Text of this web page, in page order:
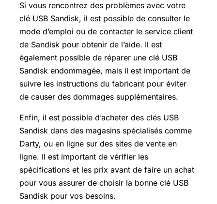
Si vous rencontrez des problèmes avec votre
clé USB Sandisk, il est possible de consulter le
mode d’emploi ou de contacter le service client
de Sandisk pour obtenir de l’aide. Il est
également possible de réparer une clé USB
Sandisk endommagée, mais il est important de
suivre les instructions du fabricant pour éviter
de causer des dommages supplémentaires.
Enfin, il est possible d’acheter des clés USB
Sandisk dans des magasins spécialisés comme
Darty, ou en ligne sur des sites de vente en
ligne. Il est important de vérifier les
spécifications et les prix avant de faire un achat
pour vous assurer de choisir la bonne clé USB
Sandisk pour vos besoins.